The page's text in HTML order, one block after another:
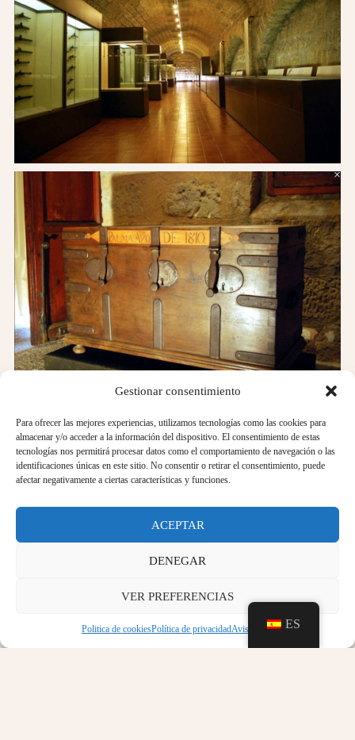
Gestionar consentimiento
Para ofrecer las mejores experiencias, utilizamos tecnologías como las cookies para
almacenar y/o acceder a la información del dispositivo. El consentimiento de estas
tecnologías nos permitirá procesar datos como el comportamiento de navegación o las
identificaciones únicas en este sitio. No consentir o retirar el consentimiento, puede
afectar negativamente a ciertas características y funciones.
ACEPTAR
DENEGAR
VER PREFERENCIAS
Politica de cookiesPolítica de privacidadAviso legal ES